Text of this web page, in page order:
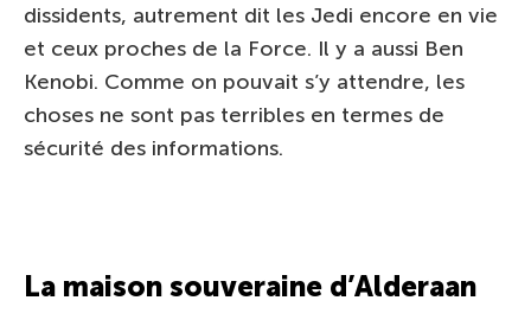
dissidents, autrement dit les Jedi encore en vie
et ceux proches de la Force. Il y a aussi Ben
Kenobi. Comme on pouvait s’y attendre, les
choses ne sont pas terribles en termes de
sécurité des informations.
La maison souveraine d’Alderaan